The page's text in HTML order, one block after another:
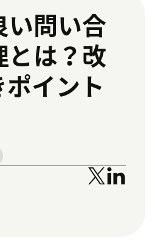
い問い合
とは？改
イント